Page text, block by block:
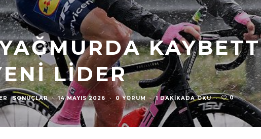
LIDER
SONUÇLAR · 14 MAYIS 2026 · 0 YORUM · 1 DAKIKADA OKU · 0